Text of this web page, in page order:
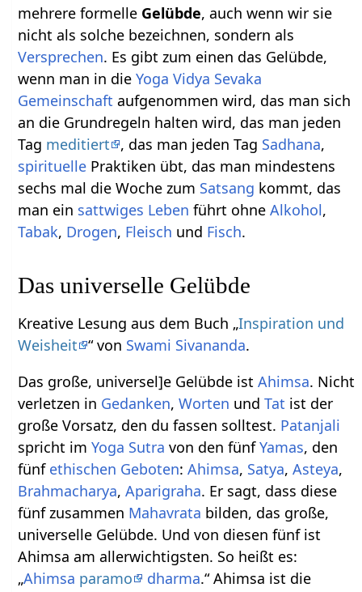
mehrere formelle Gelübde, auch wenn wir sie
nicht als solche bezeichnen, sondern als
Versprechen. Es gibt zum einen das Gelübde,
wenn man in dieYoga Vidya Sevaka
Gemeinschaft aufgenommen wird, das man sich
an die Grundregeln halten wird, das man jeden
Tag meditiert , das man jeden Tag Sadhana,
spirituelle Praktiken übt, das man mindestens
sechs mal die Woche zum Satsang kommt, das
man ein sattwiges Leben führt ohneAlkohol,
Tabak, Drogen, Fleisch und Fisch.
Das universelle Gelübde
Kreative Lesung aus dem Buch „Inspiration und
Weisheit “ von Swami Sivananda.
Das große, universel]e Gelübde istAhimsa. Nicht
verletzen in Gedanken,Worten undTat ist der
große Vorsatz, den du fassen solltest. Patanjali
spricht imYoga Sutra von den fünfYamas, den
fünf ethischen Geboten:Ahimsa, Satya,Asteya,
Brahmacharya,Aparigraha. Er sagt, dass diese
fünf zusammen Mahavrata bilden, das große,
universelle Gelübde. Und von diesen fünf ist
Ahimsa am allerwichtigsten. So heißt es:
„Ahimsa paramo dharma.“ Ahimsa ist die